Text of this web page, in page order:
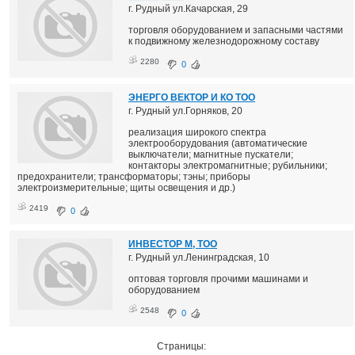
г. Рудный ул.Качарская, 29
торговля оборудованием и запасными частями
к подвижному железнодорожному составу
2280 0
ЭНЕРГО ВЕКТОР И КО ТОО
г. Рудный ул.Горняков, 20
реализация широкого спектра
электрооборудования (автоматические
выключатели; магнитные пускатели;
контакторы электромагнитные; рубильники;
предохранители; трансформаторы; тэны; приборы
электроизмерительные; щиты освещения и др.)
2419 0
ИНВЕСТОР М, ТОО
г. Рудный ул.Ленинградская, 10
оптовая торговля прочими машинами и
оборудованием
2548 0
Страницы: